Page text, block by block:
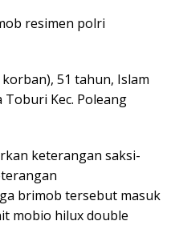
resimen polri
51 tahun, Islam
Kec. Poleang
keterangan saksi-
brimob tersebut masuk
mobio hilux double